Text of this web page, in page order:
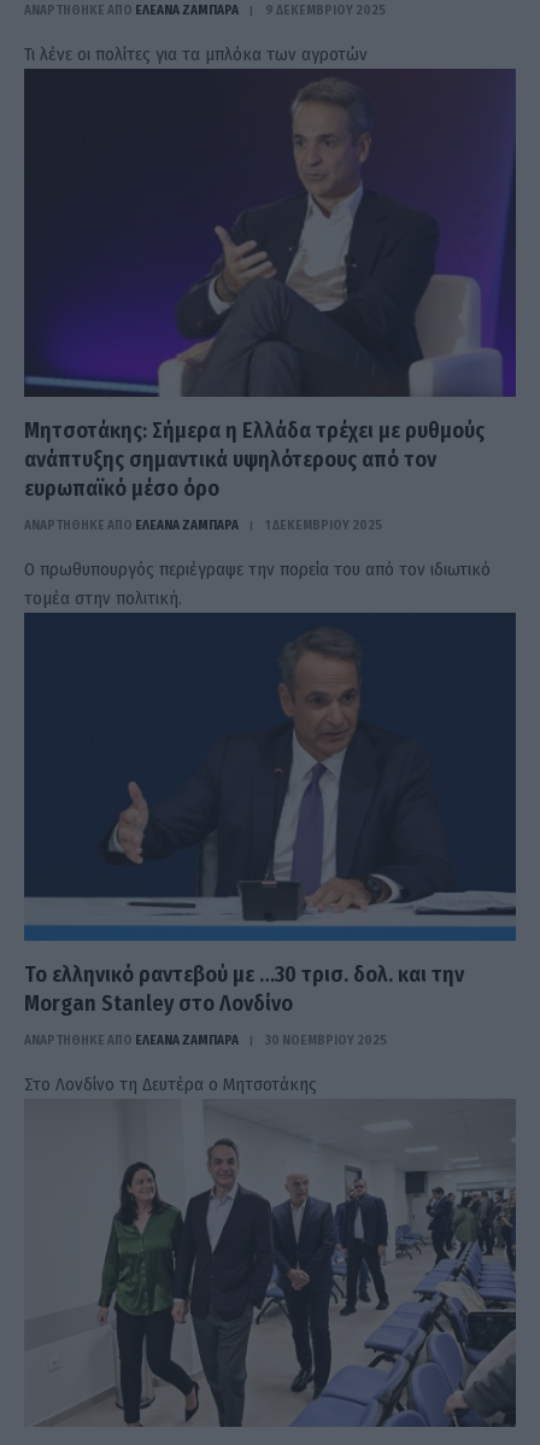
ΑΝΑΡΤΗΘΗΚΕ ΑΠΟ ΕΛΕΑΝΑ ΖΑΜΠΑΡΑ 9 ΔΕΚΕΜΒΡΊΟΥ 2025
Τι λένε οι πολίτες για τα μπλόκα των αγροτών
Μητσοτάκης: Σήμερα η Ελλάδα τρέχει με ρυθμούς
ανάπτυξης σημαντικά υψηλότερους από τον
ευρωπαϊκό μέσο όρο
ΑΝΑΡΤΗΘΗΚΕ ΑΠΟ ΕΛΕΑΝΑ ΖΑΜΠΑΡΑ 1 ΔΕΚΕΜΒΡΊΟΥ 2025
Ο πρωθυπουργός περιέγραψε την πορεία του από τον ιδιωτικό
τομέα στην πολιτική.
Το ελληνικό ραντεβού με …30 τρισ. δολ. και την
Morgan Stanley στο Λονδίνο
ΑΝΑΡΤΗΘΗΚΕ ΑΠΟ ΕΛΕΑΝΑ ΖΑΜΠΑΡΑ 30 ΝΟΕΜΒΡΊΟΥ 2025
Στο Λονδίνο τη Δευτέρα ο Μητσοτάκης